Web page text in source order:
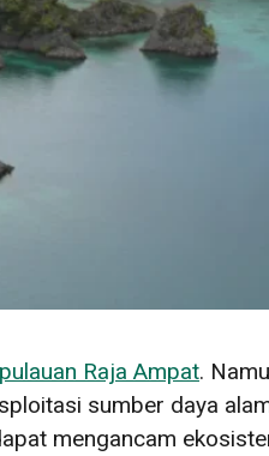
Raja Ampat.
sumber daya
mengancam